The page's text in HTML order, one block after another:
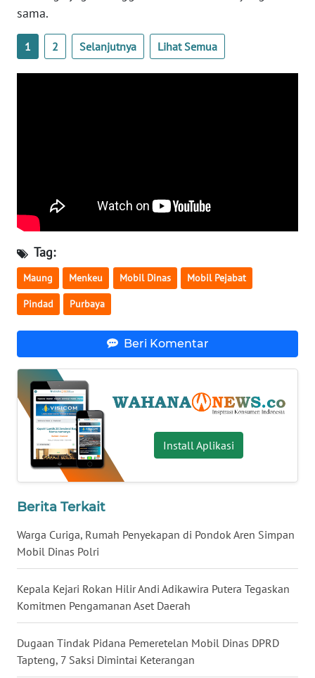
sama.
1 2 Selanjutnya Lihat Semua
Tag:
Maung Menkeu Mobil Dinas Mobil Pejabat
Pindad Purbaya
Beri Komentar
Install Aplikasi
Berita Terkait
Warga Curiga, Rumah Penyekapan di Pondok Aren Simpan
Mobil Dinas Polri
Kepala Kejari Rokan Hilir Andi Adikawira Putera Tegaskan
Komitmen Pengamanan Aset Daerah
Dugaan Tindak Pidana Pemeretelan Mobil Dinas DPRD
Tapteng, 7 Saksi Dimintai Keterangan
WN
RIAU
WN
WN
WN
SULTENG
WN
WN
BABEL
WN
SUMBAR
SUMSEL
WN
BENGKULU
WN
LAMPUNG
WN
JATENG